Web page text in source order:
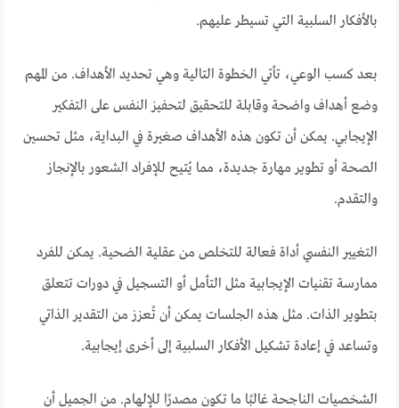
بالأفكار السلبية التي تسيطر عليهم.
بعد كسب الوعي، تأتي الخطوة التالية وهي تحديد الأهداف. من المهم
وضع أهداف واضحة وقابلة للتحقيق لتحفيز النفس على التفكير
الإيجابي. يمكن أن تكون هذه الأهداف صغيرة في البداية، مثل تحسين
الصحة أو تطوير مهارة جديدة، مما يُتيح للإفراد الشعور بالإنجاز
والتقدم.
التغيير النفسي أداة فعالة للتخلص من عقلية الضحية. يمكن للفرد
ممارسة تقنيات الإيجابية مثل التأمل أو التسجيل في دورات تتعلق
بتطوير الذات. مثل هذه الجلسات يمكن أن تُعزز من التقدير الذاتي
وتساعد في إعادة تشكيل الأفكار السلبية إلى أخرى إيجابية.
الشخصيات الناجحة غالبًا ما تكون مصدرًا للإلهام. من الجميل أن